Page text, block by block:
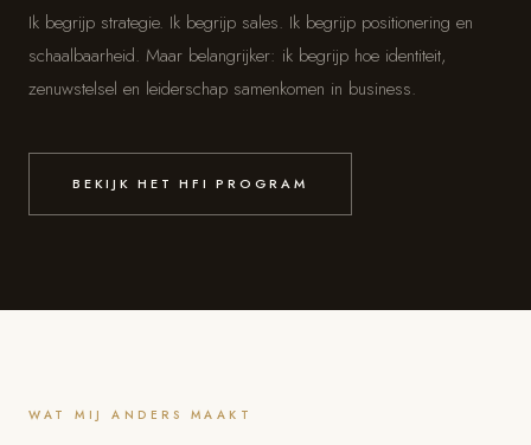
Ik begrijp strategie. Ik begrijp sales. Ik begrijp positionering en
schaalbaarheid. Maar belangrijker: ik begrijp hoe identiteit,
zenuwstelsel en leiderschap samenkomen in business.
BEKIJK HET HFI PROGRAM
WAT MIJ ANDERS MAAKT